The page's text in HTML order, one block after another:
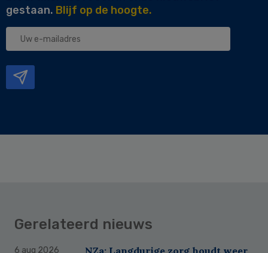
gestaan. Blijf op de hoogte.
Uw
Gerelateerd nieuws
6 aug 2026
NZa: Langdurige zorg houdt weer